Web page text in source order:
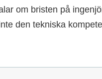
om bristen på
den tekniska